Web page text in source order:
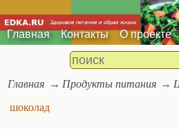
Главная Контакты О проекте
Главная Продукты питания
шоколад